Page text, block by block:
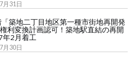
月31日
築地二丁目地区第一種市街地再開発
利変換計画認可！築地駅直結の再開
年2月着工
月30日